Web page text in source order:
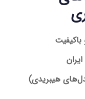
هیبریدی)